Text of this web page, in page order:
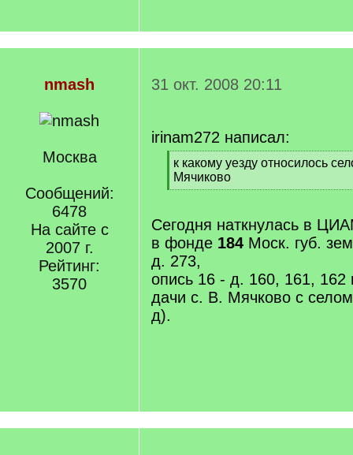
nmash
Москва
Сообщений:
6478
На сайте с
2007 г.
Рейтинг:
3570
31 окт. 2008 20:11
irinam272 написал:
[
q
]
к какому уезду относилось
Мячиково
[
q
]
Сегодня наткнулась в
в фонде 184 Моск. губ.
д. 273,
опись 16 - д. 160, 161,
дачи с. В. Мячково с
д).